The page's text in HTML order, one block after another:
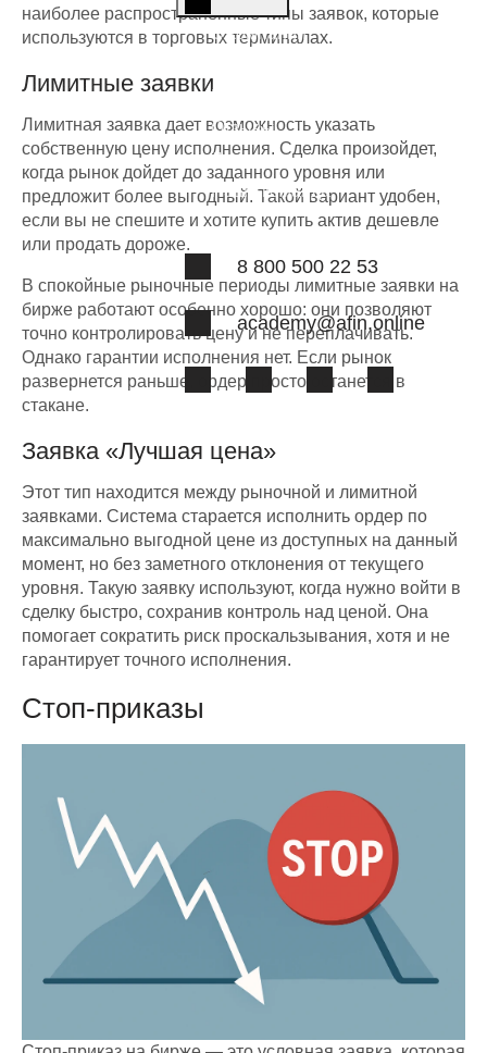
О компании
Вопрос-ответ
Отзывы
Лицензии
Наша команда
8 800 500 22 53
academy@afin.online
наиболее распространенные типы заявок, которые
используются в торговых терминалах.
Лимитные заявки
Лимитная заявка дает возможность указать
собственную цену исполнения. Сделка произойдет,
когда рынок дойдет до заданного уровня или
предложит более выгодный. Такой вариант удобен,
если вы не спешите и хотите купить актив дешевле
или продать дороже.
В спокойные рыночные периоды лимитные заявки на
бирже работают особенно хорошо: они позволяют
точно контролировать цену и не переплачивать.
Однако гарантии исполнения нет. Если рынок
развернется раньше, ордер просто останется в
стакане.
Заявка «Лучшая цена»
Этот тип находится между рыночной и лимитной
заявками. Система старается исполнить ордер по
максимально выгодной цене из доступных на данный
момент, но без заметного отклонения от текущего
уровня. Такую заявку используют, когда нужно войти в
сделку быстро, сохранив контроль над ценой. Она
помогает сократить риск проскальзывания, хотя и не
гарантирует точного исполнения.
Стоп-приказы